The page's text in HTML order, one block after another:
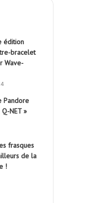
édition
bracelet
Wave-
Pandore
NET »
frasques
de la
!